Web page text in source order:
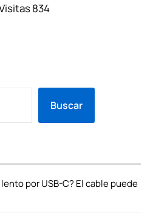
834
Buscar
por USB-C? El cable puede